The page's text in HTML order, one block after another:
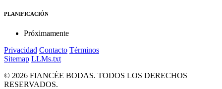
PLANIFICACIÓN
Próximamente
Privacidad Contacto Términos
Sitemap LLMs.txt
© 2026 FIANCÉE BODAS. TODOS LOS DERECHOS
RESERVADOS.